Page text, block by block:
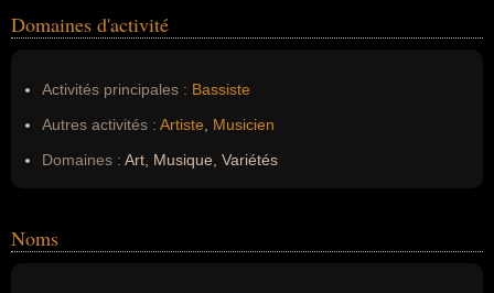
Domaines d'activité
Activités principales : Bassiste
Autres activités : Artiste
Musicien
Domaines : Art, Musique, Variétés
Noms